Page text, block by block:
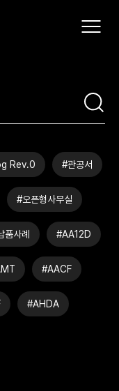
인스가구
Rev.0 #관공서
#오픈형사무실
사례 #AA12D
#AACF
#AHDA